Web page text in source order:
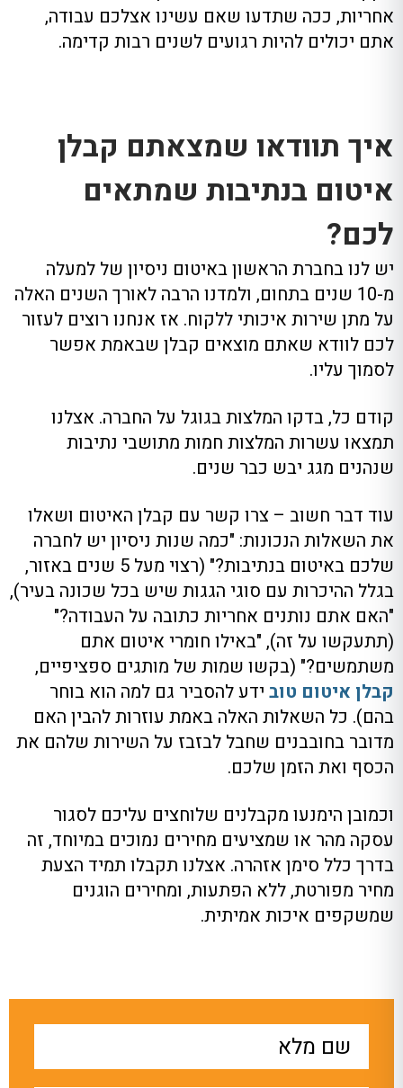
אחריות, ככה שתדעו שאם עשינו אצלכם עבודה,
אתם יכולים להיות רגועים לשנים רבות קדימה.
איך תוודאו שמצאתם קבלן
איטום בנתיבות שמתאים
לכם?
יש לנו בחברת הראשון באיטום ניסיון של למעלה
מ-10 שנים בתחום, ולמדנו הרבה לאורך השנים האלה
על מתן שירות איכותי ללקוח. אז אנחנו רוצים לעזור
לכם לוודא שאתם מוצאים קבלן שבאמת אפשר
לסמוך עליו.
קודם כל, בדקו המלצות בגוגל על החברה. אצלנו
תמצאו עשרות המלצות חמות מתושבי נתיבות
שנהנים מגג יבש כבר שנים.
עוד דבר חשוב – צרו קשר עם קבלן האיטום ושאלו
את השאלות הנכונות: "כמה שנות ניסיון יש לחברה
שלכם באיטום בנתיבות?" (רצוי מעל 5 שנים באזור,
בגלל ההיכרות עם סוגי הגגות שיש בכל שכונה בעיר),
"האם אתם נותנים אחריות כתובה על העבודה?"
(תתעקשו על זה), "באילו חומרי איטום אתם
משתמשים?" (בקשו שמות של מותגים ספציפיים,
קבלן איטום טוב ידע להסביר גם למה הוא בוחר
בהם). כל השאלות האלה באמת עוזרות להבין האם
מדובר בחובבנים שחבל לבזבז על השירות שלהם את
הכסף ואת הזמן שלכם.
וכמובן הימנעו מקבלנים שלוחצים עליכם לסגור
עסקה מהר או שמציעים מחירים נמוכים במיוחד, זה
בדרך כלל סימן אזהרה. אצלנו תקבלו תמיד הצעת
מחיר מפורטת, ללא הפתעות, ומחירים הוגנים
שמשקפים איכות אמיתית.